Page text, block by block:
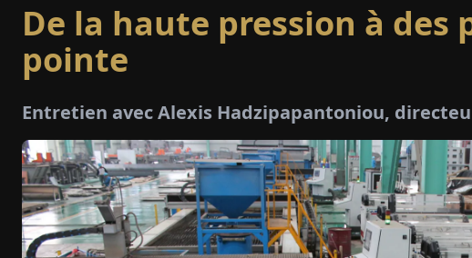
De la haute pression à des
pointe
Entretien avec Alexis Hadzipapantoniou,